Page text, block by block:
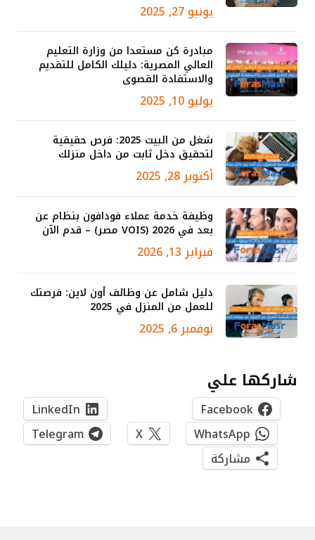
يونيو 27, 2025
مبادرة كن مستعدا من وزارة التعليم
العالي المصرية: دليلك الكامل للتقديم
والاستفادة القصوى
يوليو 10, 2025
شغل من البيت 2025: فرص حقيقية
لتحقيق دخل ثابت من داخل منزلك
أكتوبر 28, 2025
وظيفة خدمة عملاء فودافون بنظام عن
بعد في 2026 (VOIS مصر) – قدم الآن
فبراير 13, 2026
دليل شامل عن وظائف أون لاين: فرصتك
للعمل من المنزل في 2025
نوفمبر 6, 2025
شاركها علي
Facebook
LinkedIn
WhatsApp
X
Telegram
مشاركة